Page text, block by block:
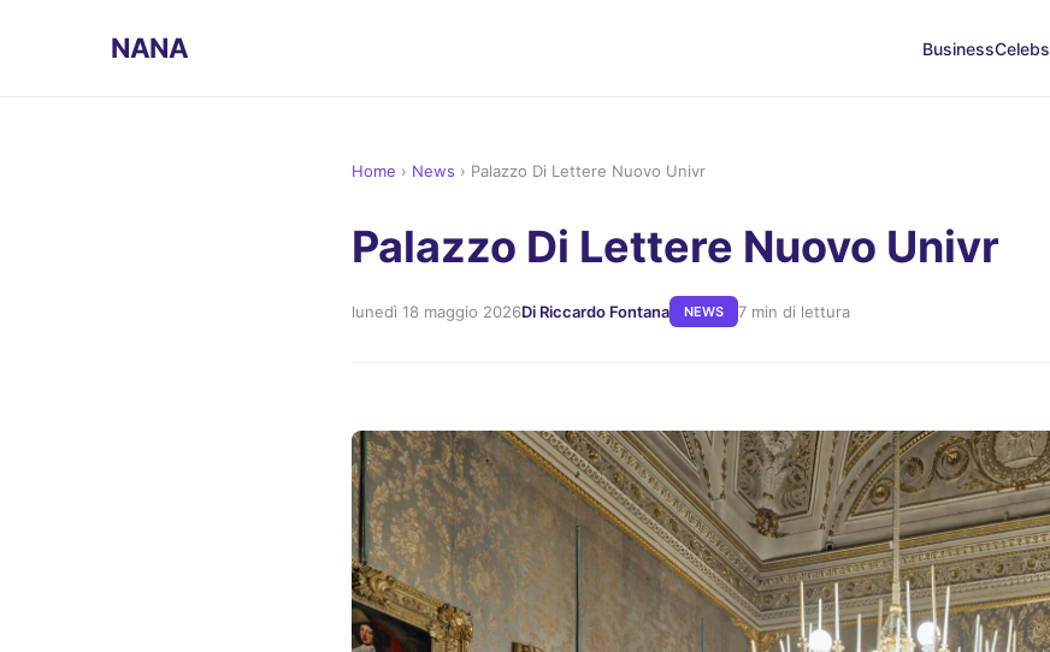
NANA BusinessCelebs
Home › News › Palazzo Di Lettere Nuovo Univr
Palazzo Di Lettere Nuovo Univr
lunedì 18 maggio 2026Di Riccardo Fontana NEWS 7 min di lettura